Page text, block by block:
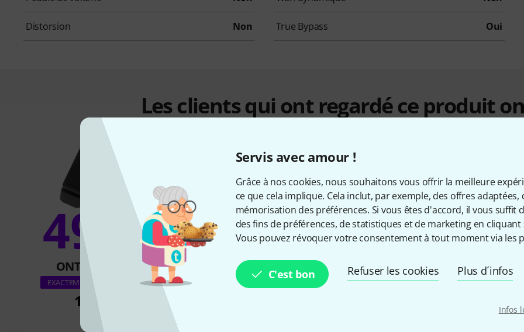
Servis avec amour !
Grâce à nos cookies, nous souhaitons vous offrir la meilleure
ce que cela implique. Cela inclut, par exemple, des offres
mémorisation des préférences. Si vous êtes d'accord, il vous suffit
des fins de préférences, de statistiques et de marketing en
Vous pouvez révoquer votre consentement à tout moment via les
C'est bon Refuser les cookies Plus d´infos
Infos
Distorsion Non True Bypass Oui
Les clients qui ont regardé ce produit
49%
ONT ACHETÉ
EXACTEMENT CE PRODUIT
194 €
10%
ONT ACHETÉ
Dunlop CBM95 CryBaby Mini
7%
ONT ACHETÉ
Hotone Soul Press II
Dunlop